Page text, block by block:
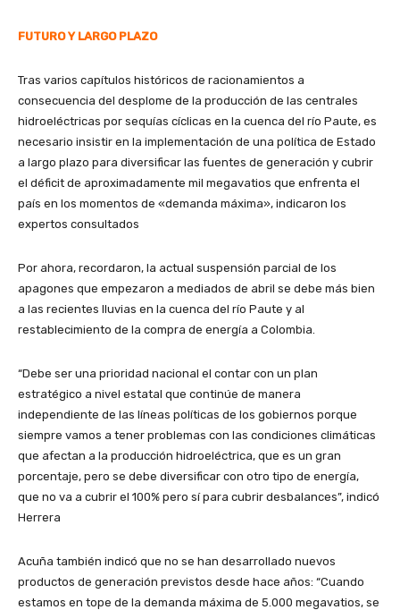
FUTURO Y LARGO PLAZO
Tras varios capítulos históricos de racionamientos a
consecuencia del desplome de la producción de las centrales
hidroeléctricas por sequías cíclicas en la cuenca del río Paute, es
necesario insistir en la implementación de una política de Estado
a largo plazo para diversificar las fuentes de generación y cubrir
el déficit de aproximadamente mil megavatios que enfrenta el
país en los momentos de «demanda máxima», indicaron los
expertos consultados
Por ahora, recordaron, la actual suspensión parcial de los
apagones que empezaron a mediados de abril se debe más bien
a las recientes lluvias en la cuenca del río Paute y al
restablecimiento de la compra de energía a Colombia.
“Debe ser una prioridad nacional el contar con un plan
estratégico a nivel estatal que continúe de manera
independiente de las líneas políticas de los gobiernos porque
siempre vamos a tener problemas con las condiciones climáticas
que afectan a la producción hidroeléctrica, que es un gran
porcentaje, pero se debe diversificar con otro tipo de energía,
que no va a cubrir el 100% pero sí para cubrir desbalances”, indicó
Herrera
Acuña también indicó que no se han desarrollado nuevos
productos de generación previstos desde hace años: “Cuando
estamos en tope de la demanda máxima de 5.000 megavatios, se